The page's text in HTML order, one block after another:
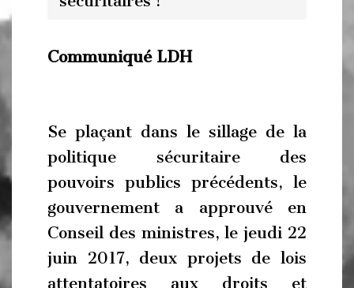
Communiqué LDH
Se plaçant dans le sillage de la
politique sécuritaire des
pouvoirs publics précédents, le
gouvernement a approuvé en
Conseil des ministres, le jeudi 22
juin 2017, deux projets de lois
attentatoires aux droits et